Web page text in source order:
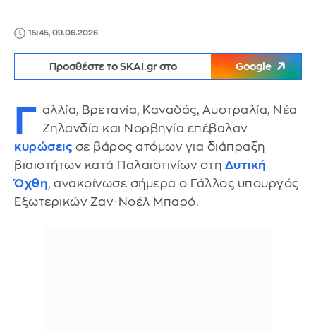
15:45, 09.06.2026
Προσθέστε το SKAI.gr στο Google
Γ αλλία, Βρετανία, Καναδάς, Αυστραλία, Νέα
Ζηλανδία και Νορβηγία επέβαλαν
κυρώσεις σε βάρος ατόμων για διάπραξη
βιαιοτήτων κατά Παλαιστινίων στη Δυτική
Όχθη, ανακοίνωσε σήμερα ο Γάλλος υπουργός
Εξωτερικών Ζαν-Νοέλ Μπαρό.